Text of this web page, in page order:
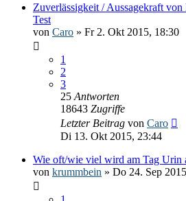
Zuverlässigkeit / Aussagekraft
Test
von Caro » Fr 2. Okt 2015, 18:30
1
2
3
25 Antworten
18643 Zugriffe
Letzter Beitrag von Caro
Di 13. Okt 2015, 23:44
Wie oft/wie viel wird am Tag Urin
von krummbein » Do 24. Sep